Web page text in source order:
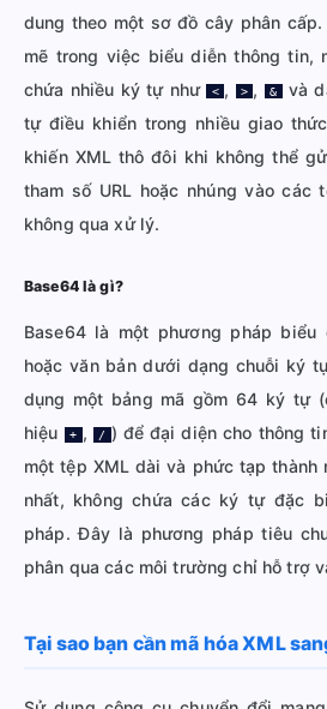
dung theo một sơ đồ cây phân
mẽ trong việc biểu diễn thông tin,
chứa nhiều ký tự như < , > , & và
tự điều khiển trong nhiều giao
khiến XML thô đôi khi không thể
tham số URL hoặc nhúng vào các
không qua xử lý.
Base64 là gì?
Base64 là một phương pháp
hoặc văn bản dưới dạng chuỗi ký
dụng một bảng mã gồm 64 ký tự
hiệu
+ , / ) để đại diện cho thông
một tệp XML dài và phức tạp thành
nhất, không chứa các ký tự đặc
pháp. Đây là phương pháp tiêu
phân qua các môi trường chỉ hỗ trợ
Tại sao bạn cần mã hóa XML